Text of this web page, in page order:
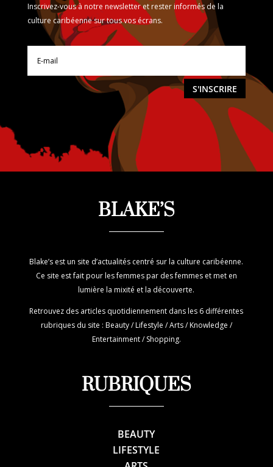
Inscrivez-vous à notre newsletter et rester informés de la
culture caribéenne sur tous vos écrans.
S'INSCRIRE
BLAKE’S
Blake’s est un site d’actualités centré sur la culture caribéenne.
Ce site est fait pour les femmes par des femmes et met en
lumière la mixité et la découverte.
Retrouvez des articles quotidiennement dans les 6 différentes
rubriques du site : Beauty / Lifestyle / Arts / Knowledge /
Entertainment / Shopping.
RUBRIQUES
BEAUTY
LIFESTYLE